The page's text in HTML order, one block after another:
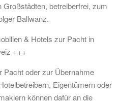
Großstädten, betreiberfrei, zum
Ballwanz.
& Hotels zur Pacht in
+++
Pacht oder zur Übernahme
Eigentümern oder
können dafür an die